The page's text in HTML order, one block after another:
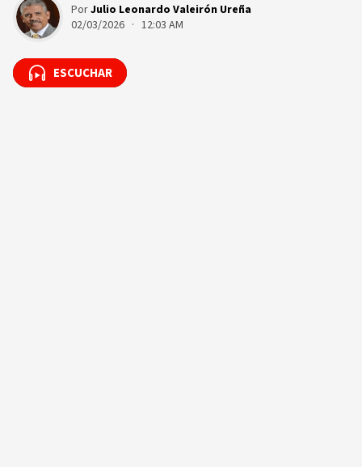
PorJulio Leonardo Valeirón Ureña
02/03/2026 · 12:03 AM
ESCUCHAR
ESCUCHAR